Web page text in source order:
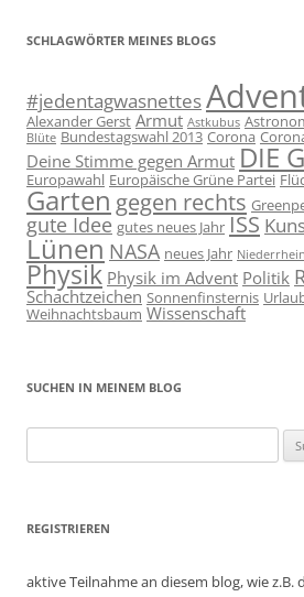
SCHLAGWÖRTER MEINES BLOGS
#jedentagwasnettes
Alexander Gerst Armut Astkubus
Blüte Bundestagswahl 2013 Corona
Deine Stimme gegen Armut DIE
Europawahl Europäische Grüne Partei
Garten gegen rechts
gute Idee gutes neues Jahr ISS
Lünen NASA neues Jahr Niederrhein
Physik Physik im Advent Politik
Schachtzeichen Sonnenfinsternis
Weihnachtsbaum Wissenschaft
SUCHEN IN MEINEM BLOG
nach:
REGISTRIEREN
aktive Teilnahme an diesem blog, wie